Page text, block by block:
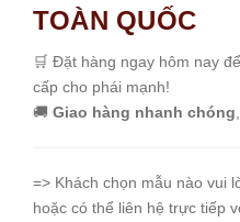
TOÀN QUỐC
🛒 Đặt hàng ngay hôm nay
cấp cho phái mạnh!
🚚 Giao hàng nhanh chóng
=> Khách chọn mẫu nào vui
hoặc có thể liên hệ trực tiếp